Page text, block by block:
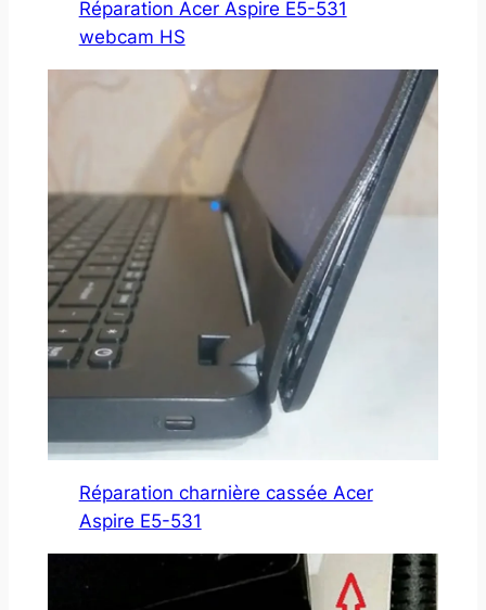
Réparation Acer Aspire E5-531
webcam HS
Réparation charnière cassée Acer
Aspire E5-531